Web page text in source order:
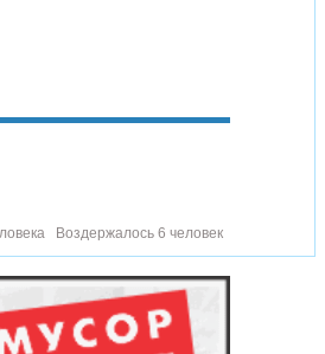
Воздержалось 6 человек